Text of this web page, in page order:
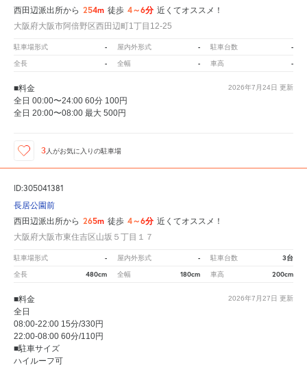
西田辺派出所から 254m 徒歩 4～6分 近くてオススメ！
大阪府大阪市阿倍野区西田辺町1丁目12-25
駐車場形式 - 屋内外形式 - 駐車台数 -
全長 - 全幅 - 車高 -
2026年7月24日 更新
■料金
全日 00:00〜24:00 60分 100円
全日 20:00〜08:00 最大 500円
3 人がお気に入りの駐車場
ID:305041381
長居公園前
西田辺派出所から 265m 徒歩 4～6分 近くてオススメ！
大阪府大阪市東住吉区山坂５丁目１７
駐車場形式 - 屋内外形式 - 駐車台数 3台
全長 480cm 全幅 180cm 車高 200cm
2026年7月27日 更新
■料金
全日
08:00-22:00 15分/330円
22:00-08:00 60分/110円
■駐車サイズ
ハイルーフ可